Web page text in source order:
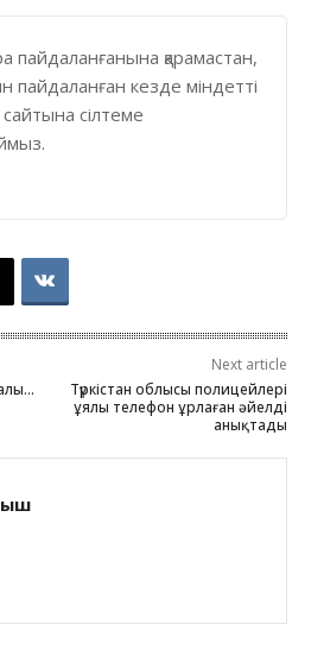
пайдаланғанына қарамастан,
пайдаланған кезде міндетті
сілтеме
Next article
Түркістан облысы полицейлері
ұялы телефон ұрлаған әйелді
анықтады